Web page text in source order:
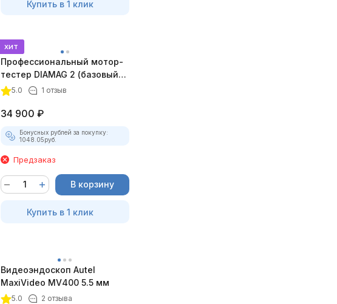
Купить в 1 клик
хит
Профессиональный мотор-
тестер DIAMAG 2 (базовый
комплект)
5.0 1 отзыв
34 900 ₽
Бонусных рублей за покупку:
1048.05руб.
Предзаказ
В корзину
Купить в 1 клик
Видеоэндоскоп Autel
MaxiVideo MV400 5.5 мм
5.0 2 отзыва